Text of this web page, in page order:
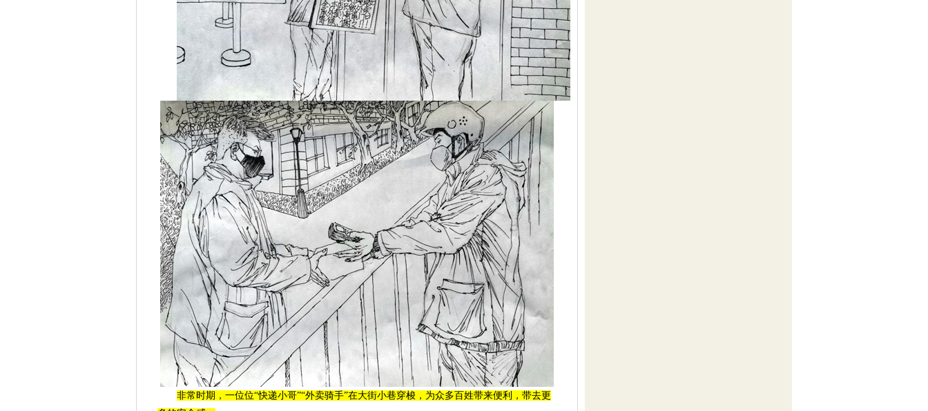
非常时期，一位位“快递小哥”“外卖骑手”在大街小巷穿梭，为众多百姓带来便利，带去更